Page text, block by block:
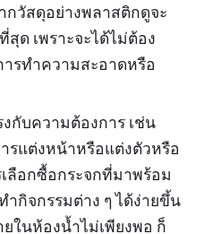
กวัสดุอย่างพลาสติกดูจะ
ด เพราะจะได้ไม่ต้อง
ารทำความสะอาดหรือ
กับความต้องการ เช่น
รแต่งหน้าหรือแต่งตัวหรือ
ลือกซื้อกระจกที่มาพร้อม
ำกิจกรรมต่าง ๆ ได้ง่ายขึ้น
ในห้องน้ำไม่เพียงพอ ก็